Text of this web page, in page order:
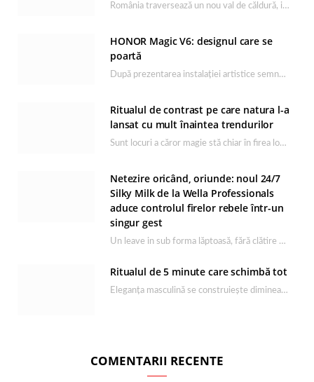
România traversează un nou val de căldură, iar rutina de îngrijire capătă un rol esențial…
HONOR Magic V6: designul care se
poartă
După prezentarea instalației artistice semnată de Catrinel Săbăciag în cadrul evenimentului de lansare HONOR Magic…
Ritualul de contrast pe care natura l-a
lansat cu mult înaintea trendurilor
Sunt locuri a căror magie stă chiar în firea lor naturală, iar Lacul Ursu din…
Netezire oricând, oriunde: noul 24/7
Silky Milk de la Wella Professionals
aduce controlul firelor rebele într-un
singur gest
Un leave in sub forma lăptoasă, fără clătire care completează rutina Ultimate Smooth și transformă…
Ritualul de 5 minute care schimbă tot
Eleganța masculină se construiește dimineața, în câteva minute și cu produsele potrivite. O rutină de…
COMENTARII RECENTE